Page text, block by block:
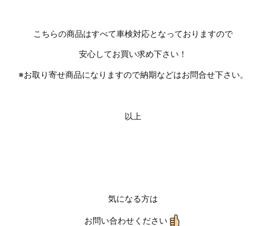
こちらの商品はすべて車検対応となっておりますので
安心してお買い求め下さい！
※お取り寄せ商品になりますので納期などはお問合せ下さい。
以上
気になる方は
お問い合わせください